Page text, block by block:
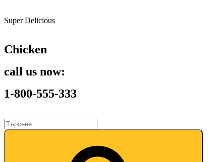
Super Delicious
Chicken
call us now:
1-800-555-333